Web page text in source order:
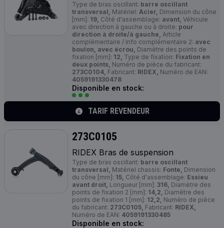
Type de bras oscillant: barre oscillant
transversal, Matériel: Acier, Dimension du cône
[mm]: 19, Côté d'assemblage: avant, Véhicule
avec direction à gauche ou à droite: pour
direction à droite/à gauche, Article
complémentaire / Info complémentaire 2: avec
boulon, avec écrou, Diamètre des points de
fixation [mm]: 12, Type de fixation: Fixation en
deux points, Numéro de pièce du fabricant:
273C0104, Fabricant: RIDEX, Numéro de EAN:
4059191330478
Disponible en stock:
TARIF REVENDEUR
273C0105
RIDEX Bras de suspension
Type de bras oscillant: barre oscillant
transversal, Matériel chassis: Fonte, Dimension
du cône [mm]: 15, Côté d'assemblage: Essieu
avant droit, Longueur [mm]: 316, Diamètre des
points de fixation 2 [mm]: 14,2, Diamètre des
points de fixation 1 [mm]: 12,2, Numéro de pièce
du fabricant: 273C0105, Fabricant: RIDEX,
Numéro de EAN: 4059191330485
Disponible en stock: